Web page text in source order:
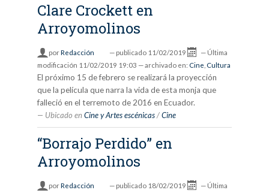
Clare Crockett en
Arroyomolinos
porRedacción — publicado 11/02/2019 — Última
modificación 11/02/2019 19:03 — archivado en: Cine Cultura
El próximo 15 de febrero se realizará la proyección
que la película que narra la vida de esta monja que
falleció en el terremoto de 2016 en Ecuador.
Ubicado en Cine y Artes escénicas /Cine
“Borrajo Perdido” en
Arroyomolinos
porRedacción — publicado 18/02/2019 — Última